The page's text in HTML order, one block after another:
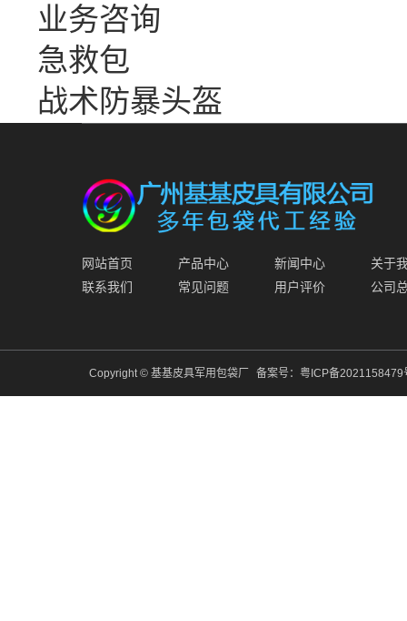
业务咨询
急救包
战术防暴头盔
网站首页 产品中心 新闻中心
关于
联系我们
常见问题 用户评价 公司
Copyright © 基基皮具军用包袋厂 备案号： 粤ICP备2021158479